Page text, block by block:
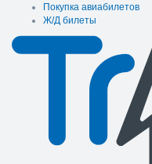
Покупка авиабилетов
Ж/Д билеты